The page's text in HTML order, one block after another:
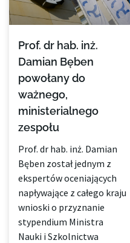
Prof. dr hab. inż.
Damian Bęben
powołany do
ważnego,
ministerialnego
zespołu
Prof. dr hab. inż. Damian
Bęben został jednym z
ekspertów oceniających
napływające z całego kraju
wnioski o przyznanie
stypendium Ministra
Nauki i Szkolnictwa